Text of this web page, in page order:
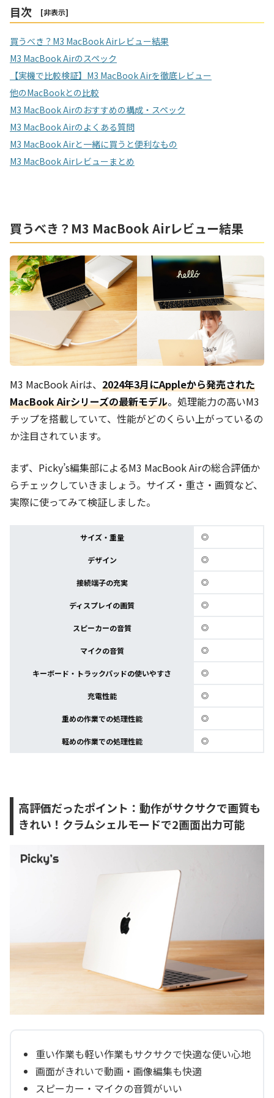
目次 [非表示]
買うべき？M3 MacBook Airレビュー結果
M3 MacBook Airのスペック
【実機で比較検証】M3 MacBook Airを徹底レビュー
他のMacBookとの比較
M3 MacBook Airのおすすめの構成・スペック
M3 MacBook Airのよくある質問
M3 MacBook Airと一緒に買うと便利なもの
M3 MacBook Airレビューまとめ
買うべき？M3 MacBook Airレビュー結果
M3 MacBook Airは、 2024年3月にAppleから発売された
MacBook Airシリーズの最新モデル。処理能力の高いM3
チップを搭載していて、性能がどのくらい上がっているの
か注目されています。
まず、Picky’s編集部によるM3 MacBook Airの総合評価か
らチェックしていきましょう。サイズ・重さ・画質など、
実際に使ってみて検証しました。
サイズ・重量 ◎
デザイン ◎
接続端子の充実 ◎
ディスプレイの画質 ◎
スピーカーの音質 ◎
マイクの音質 ◎
キーボード・トラックパッドの使いやすさ ◎
充電性能 ◎
重めの作業での処理性能 ◎
軽めの作業での処理性能 ◎
高評価だったポイント：動作がサクサクで画質も
きれい！クラムシェルモードで2画面出力可能
重い作業も軽い作業もサクサクで快適な使い心地
画面がきれいで動画・画像編集も快適
スピーカー・マイクの音質がいい